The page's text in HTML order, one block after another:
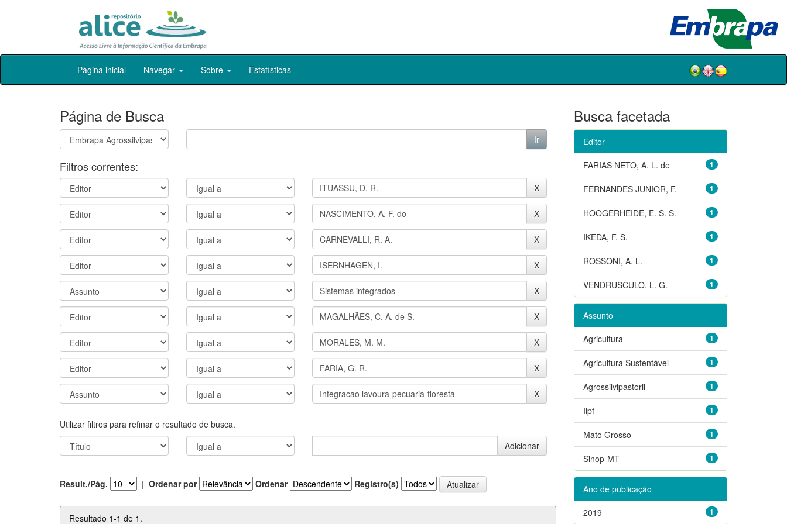
Skip
Página inicial Navegar Sobre Estatísticas
Página de Busca
Filtros correntes:
Utilizar filtros para refinar o resultado de busca.
Result./Pág. | Ordenar por Ordenar Registro(s)
Resultado 1-1 de 1.
Busca facetada
Editor
1
FARIAS NETO, A. L. de
1
FERNANDES JUNIOR, F.
1
HOOGERHEIDE, E. S. S.
1
IKEDA, F. S.
1
ROSSONI, A. L.
1
VENDRUSCULO, L. G.
Assunto
1
Agricultura
1
Agricultura Sustentável
1
Agrossilvipastoril
1
Ilpf
1
Mato Grosso
1
Sinop-MT
Ano de publicação
1
2019